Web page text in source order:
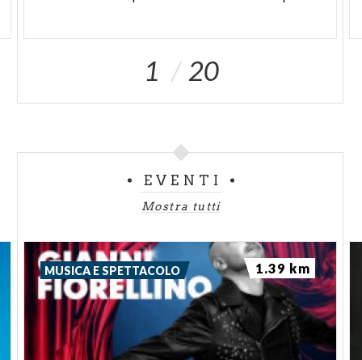
1 20
EVENTI
Mostra tutti
MUSICA E SPETTACOLO 1.39 km